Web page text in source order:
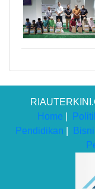
Home
Pendidikan